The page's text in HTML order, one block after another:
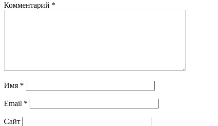
Комментарий *
Имя *
Email *
Сайт